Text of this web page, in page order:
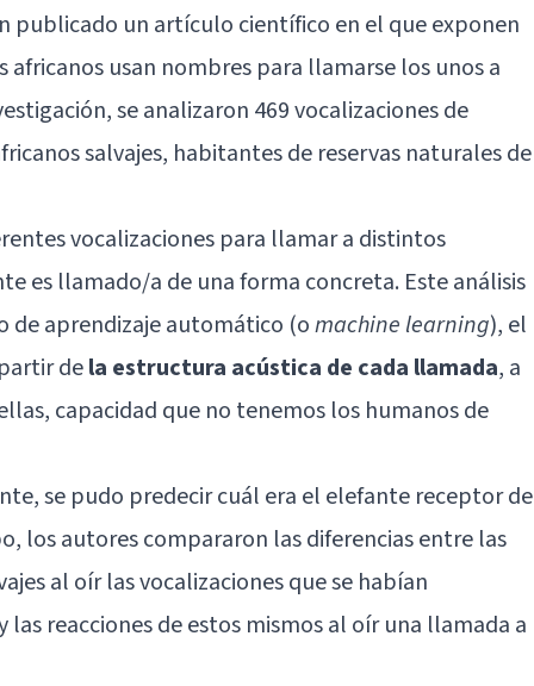
publicado un artículo científico en el que exponen
africanos usan nombres para llamarse los unos a
se analizaron 469 vocalizaciones de
salvajes, habitantes de reservas naturales de
vocalizaciones para llamar a distintos
es llamado/a de una forma concreta. Este análisis
de aprendizaje automático (omachine learning), el
dela estructura acústica de cada llamada, a
capacidad que no tenemos los humanos de
se pudo predecir cuál era el elefante receptor de
los autores compararon las diferencias entre las
al oír las vocalizaciones que se habían
reacciones de estos mismos al oír una llamada a